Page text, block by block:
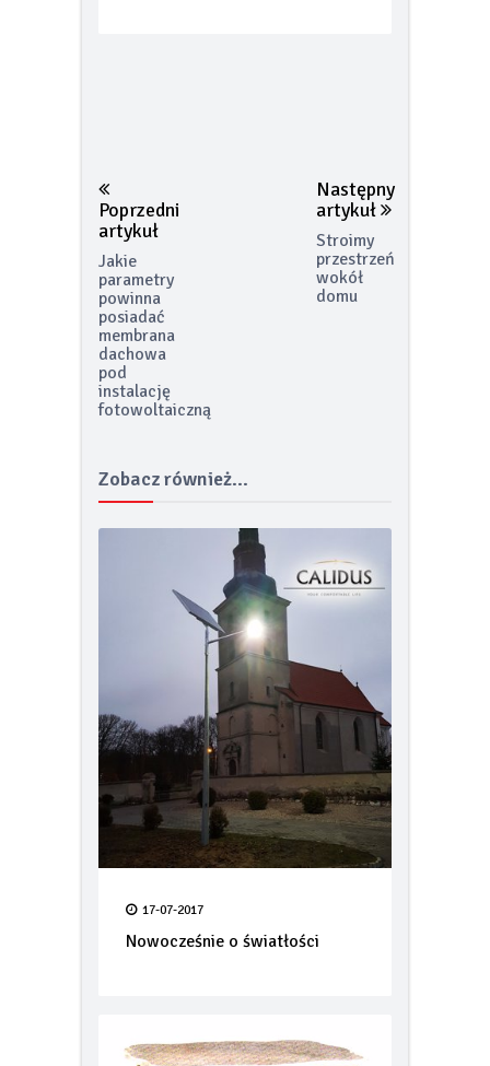
Poprzedni
artykuł
Jakie
parametry
powinna
posiadać
membrana
dachowa
pod
instalację
Następny
artykuł
Stroimy
przestrzeń
wokół
Zobacz również...
17-07-2017